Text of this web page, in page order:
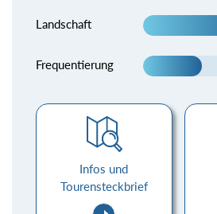
Landschaft
Frequentierung
Infos und
Tourensteckbrief